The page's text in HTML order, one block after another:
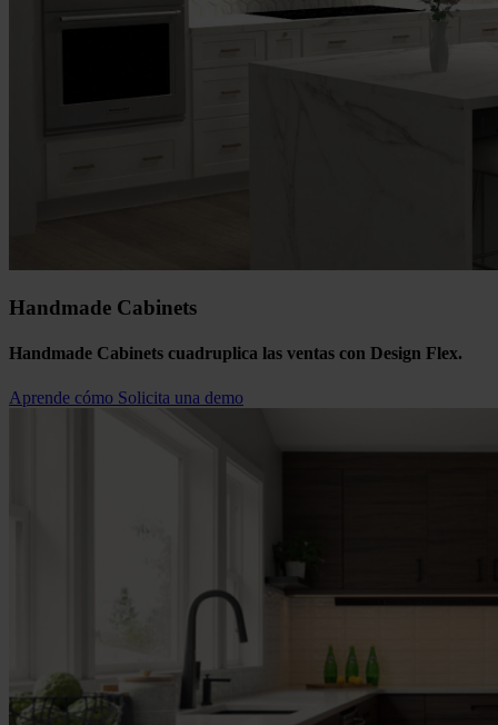
Handmade Cabinets
Handmade Cabinets cuadruplica las ventas con Design Flex.
Aprende cómo Solicita una demo